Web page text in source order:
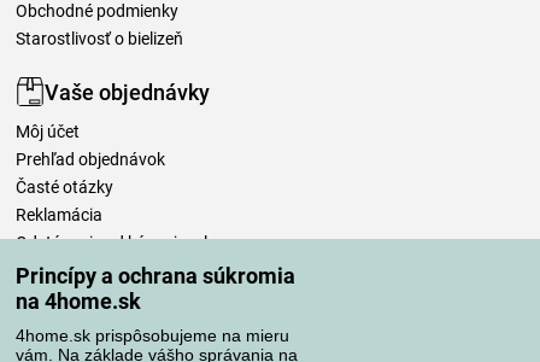
Princípy a ochrana súkromia
na 4home.sk
4home.sk prispôsobujeme na mieru
vám. Na základe vášho správania na
Obchodné podmienky
Starostlivosť o bielizeň
Vaše objednávky
Môj účet
Prehľad objednávok
Časté otázky
Reklamácia
Odstúpenie od kúpnej zmluvy
Pravidlá spracovania recenzií
Spôsoby dopravy